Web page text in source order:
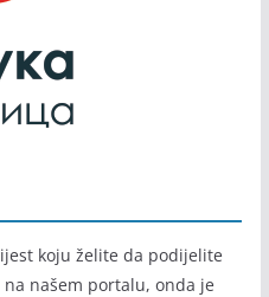
koju želite da podijelite
našem portalu, onda je